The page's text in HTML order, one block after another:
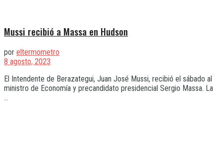
Mussi recibió a Massa en Hudson
por eltermometro
8 agosto, 2023
El Intendente de Berazategui, Juan José Mussi, recibió el sábado al
ministro de Economía y precandidato presidencial Sergio Massa. La
...